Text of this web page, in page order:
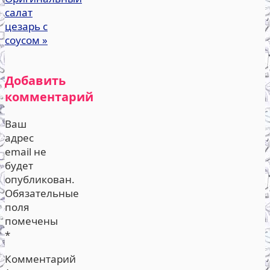
салат
цезарь с
соусом »
Добавить
комментарий
Ваш
адрес
email не
будет
опубликован.
Обязательные
поля
помечены
*
Комментарий